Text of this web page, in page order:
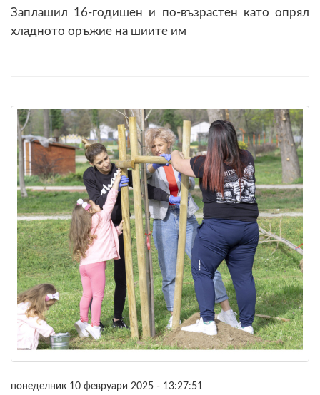
Заплашил 16-годишен и по-възрастен като опрял
хладното оръжие на шиите им
понеделник 10 февруари 2025 - 13:27:51